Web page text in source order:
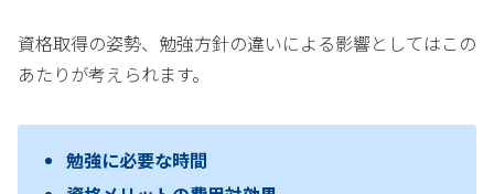
資格取得の姿勢、勉強方針の違いによる影響としてはこの
あたりが考えられます。
勉強に必要な時間